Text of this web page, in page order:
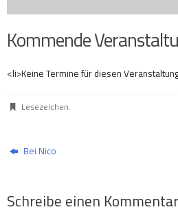
Kommende
<li>Keine Termine für diesen
Lesezeichen.
Bei Nico
Schreibe einen Kommentar